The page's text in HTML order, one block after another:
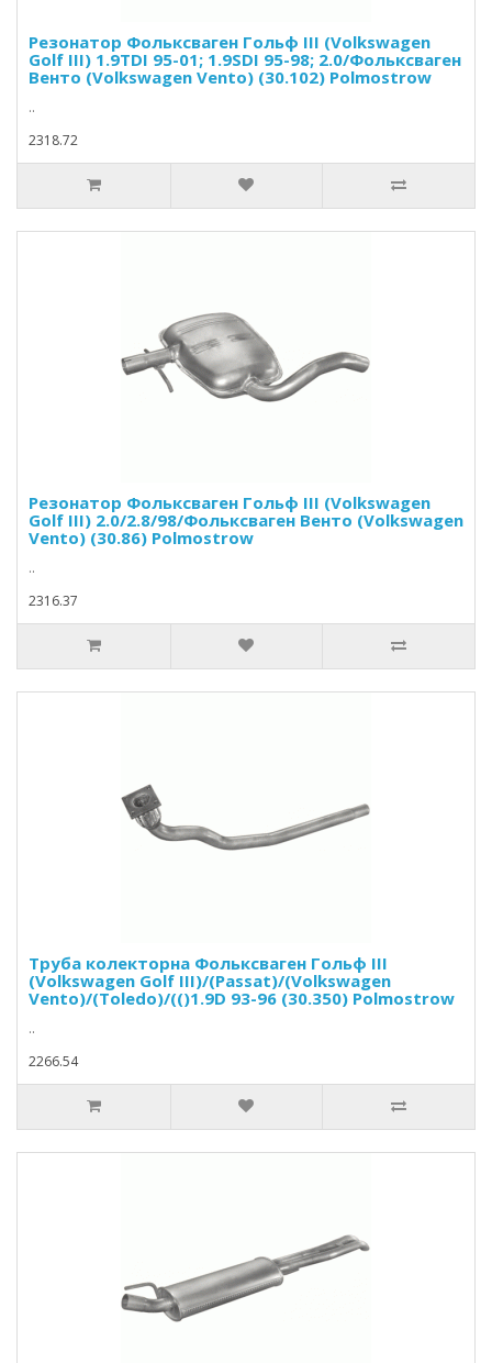
Резонатор Фольксваген Гольф III (Volkswagen
Golf III) 1.9TDI 95-01; 1.9SDI 95-98; 2.0/Фольксваген
Венто (Volkswagen Vento) (30.102) Polmostrow
..
2318.72
Резонатор Фольксваген Гольф III (Volkswagen
Golf III) 2.0/2.8/98/Фольксваген Венто (Volkswagen
Vento) (30.86) Polmostrow
..
2316.37
Труба колекторна Фольксваген Гольф III
(Volkswagen Golf III)/(Passat)/(Volkswagen
Vento)/(Toledo)/(()1.9D 93-96 (30.350) Polmostrow
..
2266.54